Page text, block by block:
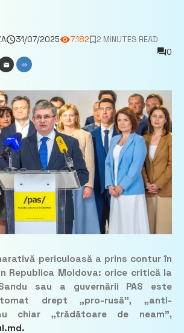
31/07/2025 7.182
2 MINUTES READ
0
periculoasă a prins contur în
Republica Moldova: orice critică la
sau a guvernării PAS este
drept „pro-rusă”, „anti-
chiar „trădătoare de neam”,